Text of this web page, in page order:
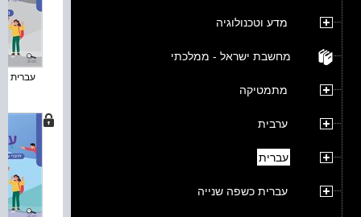
מדע וטכנולוגיה
מחשבת ישראל - ממלכתי
מתמטיקה
ערבית
עברית
עברית כשפה שנייה
עברית